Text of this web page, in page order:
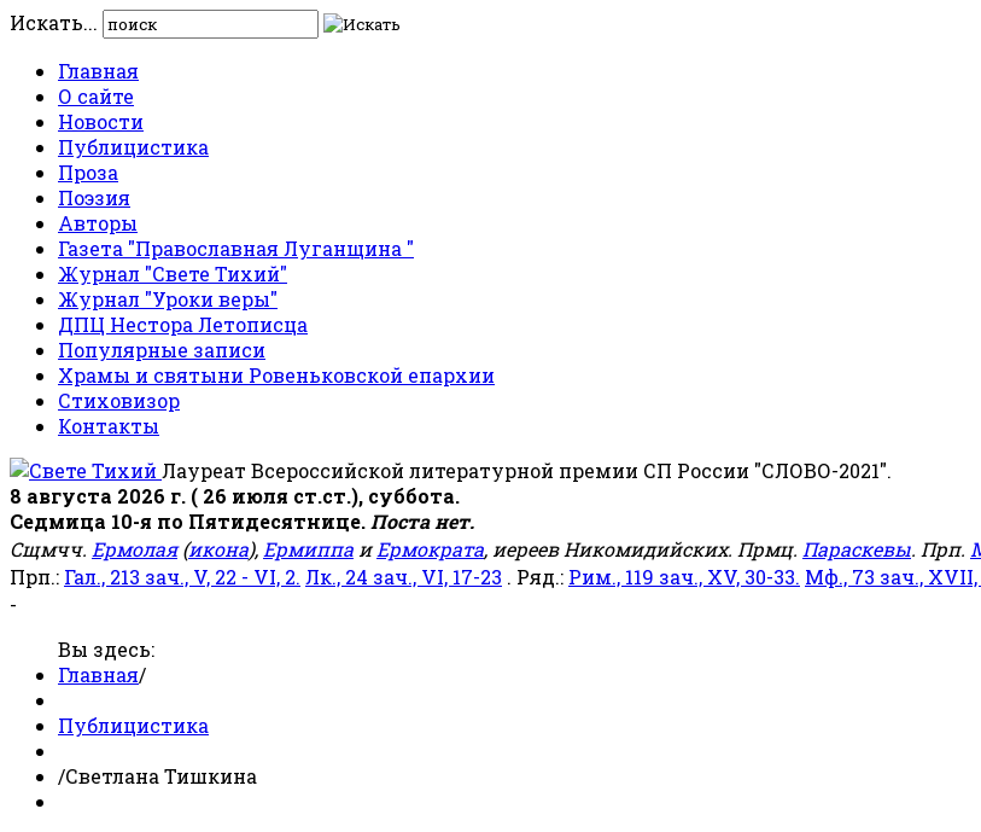
Искать...
Главная
О сайте
Новости
Публицистика
Проза
Поэзия
Авторы
Газета "Православная Луганщина "
Журнал "Свете Тихий"
Журнал "Уроки веры"
ДПЦ Нестора Летописца
Популярные записи
Храмы и святыни Ровеньковской епархии
Стиховизор
Контакты
Лауреат Всероссийской литературной премии СП России "СЛОВО-2021".
8 августа 2026 г. ( 26 июля ст.ст.), суббота.
Седмица 10-я по Пятидесятнице. Поста нет.
Сщмчч. Ермолая(икона), Ермиппа иЕрмократа, иереев Никомидийских. Прмц. Параскевы. Прп.
Прп.: Гал., 213 зач., V, 22 - VI, 2. Лк., 24 зач., VI, 17-23 . Ряд.: Рим., 119 зач., XV, 30-33. Мф., 73 зач.,
-
Вы здесь:
Главная/
Публицистика
/Светлана Тишкина